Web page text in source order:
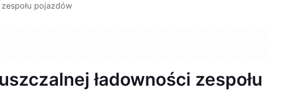
pojazdów
ładowności zespołu